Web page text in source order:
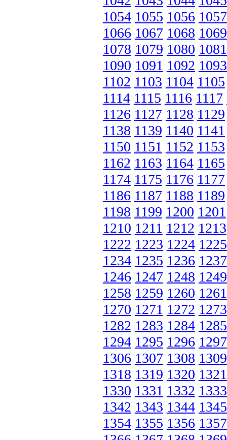
1054 1055 1056 1057
1066 1067 1068 1069
1078 1079 1080 1081
1090 1091 1092 1093
1102 1103 1104 1105
1114 1115 1116 1117
1126 1127 1128 1129
1138 1139 1140 1141
1150 1151 1152 1153
1162 1163 1164 1165
1174 1175 1176 1177
1186 1187 1188 1189
1198 1199 1200 1201
1210 1211 1212 1213
1222 1223 1224 1225
1234 1235 1236 1237
1246 1247 1248 1249
1258 1259 1260 1261
1270 1271 1272 1273
1282 1283 1284 1285
1294 1295 1296 1297
1306 1307 1308 1309
1318 1319 1320 1321
1330 1331 1332 1333
1342 1343 1344 1345
1354 1355 1356 1357